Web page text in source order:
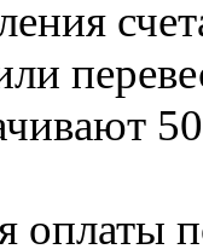
оплаты